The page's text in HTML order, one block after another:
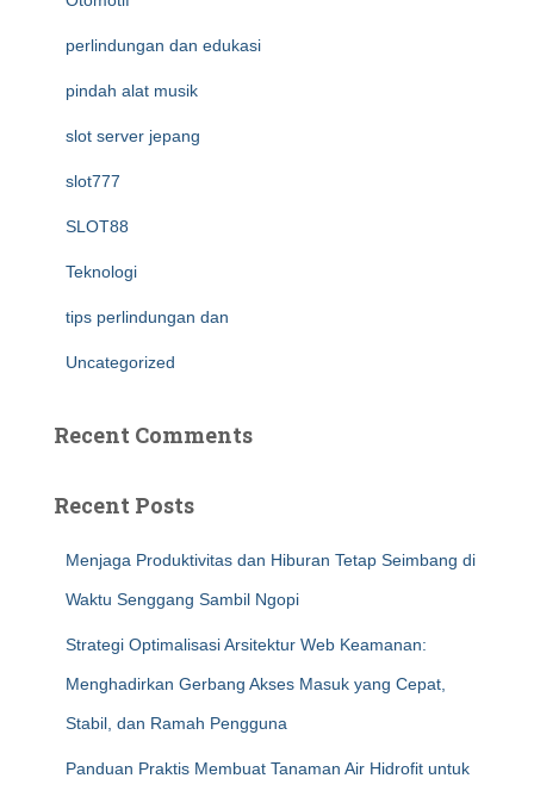
perlindungan dan edukasi
pindah alat musik
slot server jepang
slot777
SLOT88
Teknologi
tips perlindungan dan
Uncategorized
Recent Comments
Recent Posts
Menjaga Produktivitas dan Hiburan Tetap Seimbang di
Waktu Senggang Sambil Ngopi
Strategi Optimalisasi Arsitektur Web Keamanan:
Menghadirkan Gerbang Akses Masuk yang Cepat,
Stabil, dan Ramah Pengguna
Panduan Praktis Membuat Tanaman Air Hidrofit untuk